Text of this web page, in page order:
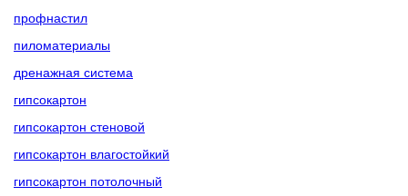
профнастил
пиломатериалы
дренажная система
гипсокартон
гипсокартон стеновой
гипсокартон влагостойкий
гипсокартон потолочный